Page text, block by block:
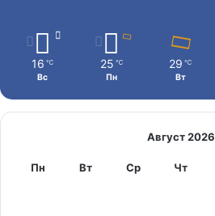
16 ℃
Вс
25 ℃
Пн
29 ℃
Вт
Август 2026
Пн Вт Ср Чт